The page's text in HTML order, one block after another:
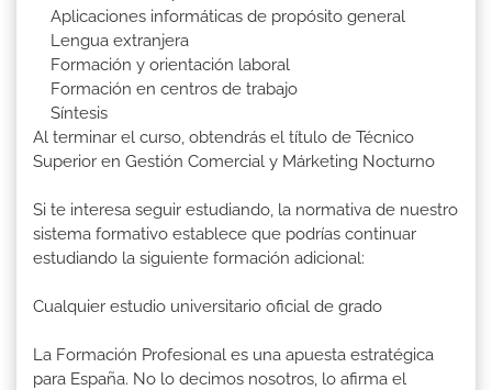
Aplicaciones informáticas de propósito general
Lengua extranjera
Formación y orientación laboral
Formación en centros de trabajo
Síntesis
Al terminar el curso, obtendrás el título de Técnico
Superior en Gestión Comercial y Márketing Nocturno
Si te interesa seguir estudiando, la normativa de nuestro
sistema formativo establece que podrías continuar
estudiando la siguiente formación adicional:
Cualquier estudio universitario oficial de grado
La Formación Profesional es una apuesta estratégica
para España. No lo decimos nosotros, lo afirma el